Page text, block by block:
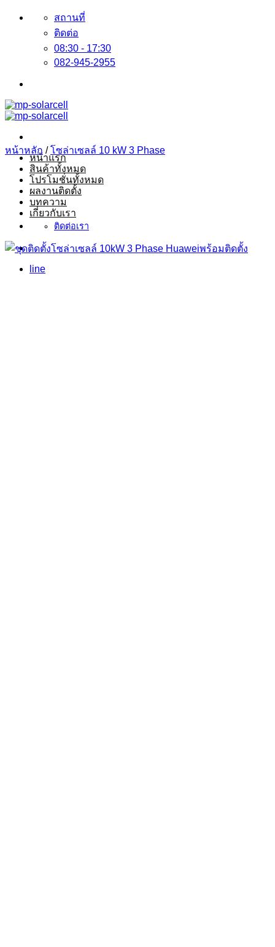
ข้าม
สถานที่
ติดต่อ
08:30 - 17:30
082-945-2955
หน้าแรก
สินค้าทั้งหมด
โปรโมชั่นทั้งหมด
ผลงานติดตั้ง
บทความ
เกี่ยวกับเรา
ติดต่อเรา
line
หน้าหลัก / โซล่าเซลล์ 10 kW 3 Phase